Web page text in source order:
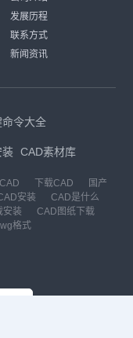
发展历程
联系方式
新闻资讯
令大全
装 CAD素材库
下载CAD
国产
安装
CAD是什么
安装
CAD图纸下载
格式